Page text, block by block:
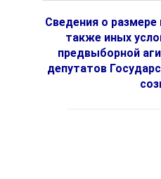
Сведения о размере
также иных
предвыборной
депутатов